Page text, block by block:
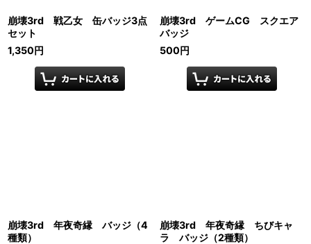
崩壊3rd 戦乙女 缶バッジ3点
セット
1,350円
崩壊3rd ゲームCG スクエア
バッジ
500円
崩壊3rd 年夜奇縁 バッジ（4
種類）
崩壊3rd 年夜奇縁 ちびキャ
ラ バッジ（2種類）